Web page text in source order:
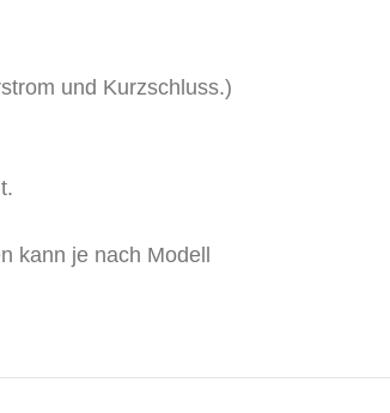
und Kurzschluss.)
kann je nach Modell